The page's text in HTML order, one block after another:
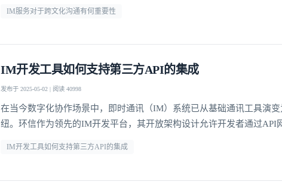
IM服务对于跨文化沟通有何重要性
IM开发工具如何支持第三方API的集成
发布于 2025-05-02 | 阅读 40998
在当今数字化协作场景中，即时通讯（IM）系统已从基础通讯工具演
纽。环信作为领先的IM开发平台，其开放架构设计允许开发者通过API
IM开发工具如何支持第三方API的集成